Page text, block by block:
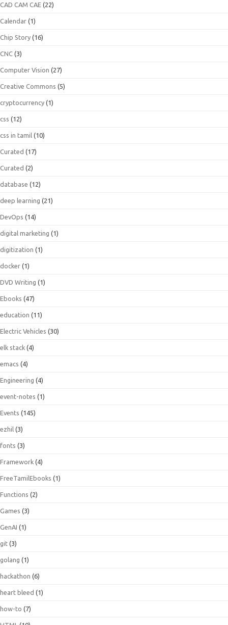
CAD CAM CAE (22)
Calendar (1)
Chip Story (16)
CNC (3)
Computer Vision (27)
Creative Commons (5)
cryptocurrency (1)
css (12)
css in tamil (10)
Curated (17)
Curated (2)
database (12)
deep learning (21)
DevOps (14)
digital marketing (1)
digitization (1)
docker (1)
DVD Writing (1)
Ebooks (47)
education (11)
Electric Vehicles (30)
elk stack (4)
emacs (4)
Engineering (4)
event-notes (1)
Events (145)
ezhil (3)
fonts (3)
Framework (4)
FreeTamilEbooks (1)
Functions (2)
Games (3)
GenAI (1)
git (3)
golang (1)
hackathon (6)
heart bleed (1)
how-to (7)